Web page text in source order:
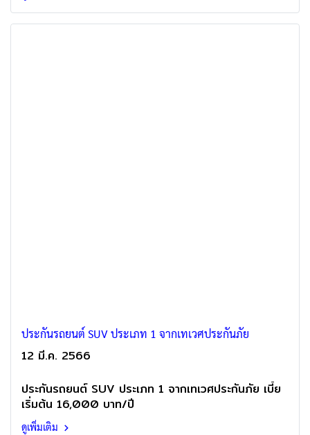
ประกันรถยนต์ SUV ประเภท 1 จากเทเวศประกันภัย
12 มี.ค. 2566
ประกันรถยนต์ SUV ประเภท 1 จากเทเวศประกันภัย เบี้ย
เริ่มต้น 16,000 บาท/ปี
ดูเพิ่มเติม